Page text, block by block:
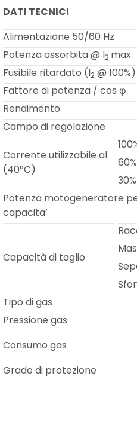
DATI TECNICI
Alimentazione 50/60 Hz
Potenza assorbita @ I2 max
Fusibile ritardato (I2 @ 100%)
Fattore di potenza / cos φ
Rendimento
Campo di regolazione
Corrente utilizzabile al
(40°C)
60%
30%
Potenza motogeneratore
capacita’
Capacità di taglio
Tipo di gas
Pressione gas
Consumo gas
Grado di protezione